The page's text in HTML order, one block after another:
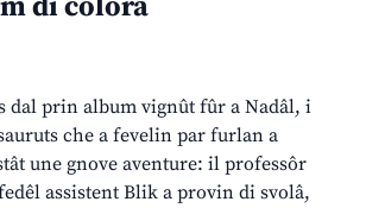
di colorâ
dal prin album vignût fûr a Nadâl, i
che a fevelin par furlan a
une gnove aventure: il professôr
assistent Blik a provin di svolâ,